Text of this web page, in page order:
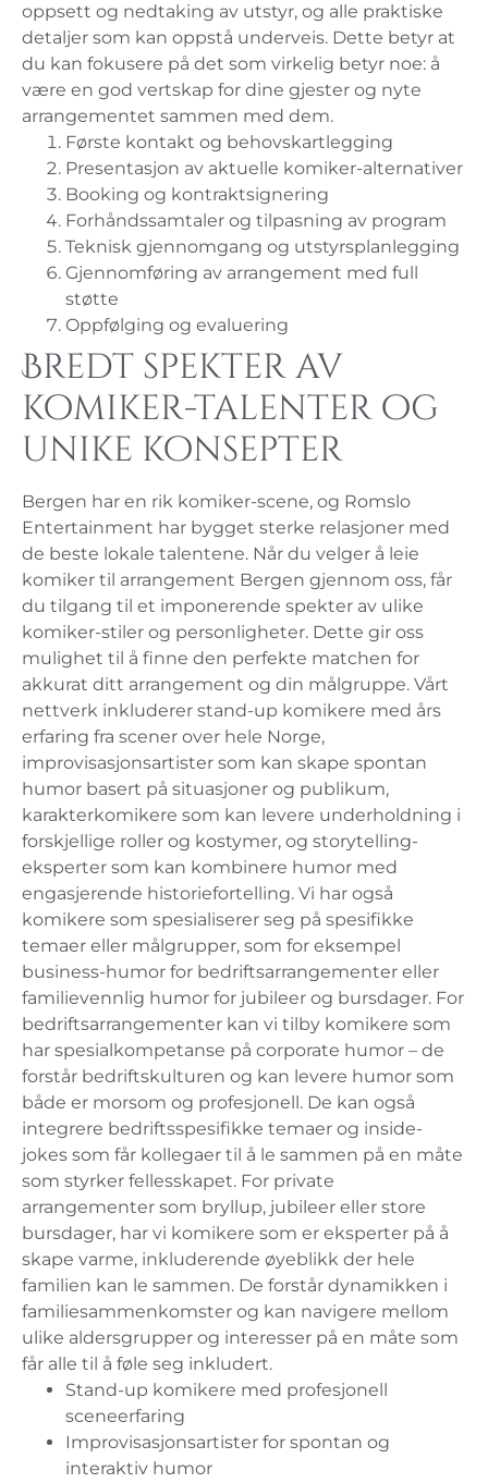
oppsett og nedtaking av utstyr, og alle praktiske
detaljer som kan oppstå underveis. Dette betyr at
du kan fokusere på det som virkelig betyr noe: å
være en god vertskap for dine gjester og nyte
arrangementet sammen med dem.
Første kontakt og behovskartlegging
Presentasjon av aktuelle komiker-alternativer
Booking og kontraktsignering
Forhåndssamtaler og tilpasning av program
Teknisk gjennomgang og utstyrsplanlegging
Gjennomføring av arrangement med full
støtte
Oppfølging og evaluering
Bredt spekter av
komiker-talenter og
unike konsepter
Bergen har en rik komiker-scene, og Romslo
Entertainment har bygget sterke relasjoner med
de beste lokale talentene. Når du velger å leie
komiker til arrangement Bergen gjennom oss, får
du tilgang til et imponerende spekter av ulike
komiker-stiler og personligheter. Dette gir oss
mulighet til å finne den perfekte matchen for
akkurat ditt arrangement og din målgruppe. Vårt
nettverk inkluderer stand-up komikere med års
erfaring fra scener over hele Norge,
improvisasjonsartister som kan skape spontan
humor basert på situasjoner og publikum,
karakterkomikere som kan levere underholdning i
forskjellige roller og kostymer, og storytelling-
eksperter som kan kombinere humor med
engasjerende historiefortelling. Vi har også
komikere som spesialiserer seg på spesifikke
temaer eller målgrupper, som for eksempel
business-humor for bedriftsarrangementer eller
familievennlig humor for jubileer og bursdager. For
bedriftsarrangementer kan vi tilby komikere som
har spesialkompetanse på corporate humor – de
forstår bedriftskulturen og kan levere humor som
både er morsom og profesjonell. De kan også
integrere bedriftsspesifikke temaer og inside-
jokes som får kollegaer til å le sammen på en måte
som styrker fellesskapet. For private
arrangementer som bryllup, jubileer eller store
bursdager, har vi komikere som er eksperter på å
skape varme, inkluderende øyeblikk der hele
familien kan le sammen. De forstår dynamikken i
familiesammenkomster og kan navigere mellom
ulike aldersgrupper og interesser på en måte som
får alle til å føle seg inkludert.
Stand-up komikere med profesjonell
sceneerfaring
Improvisasjonsartister for spontan og
interaktiv humor